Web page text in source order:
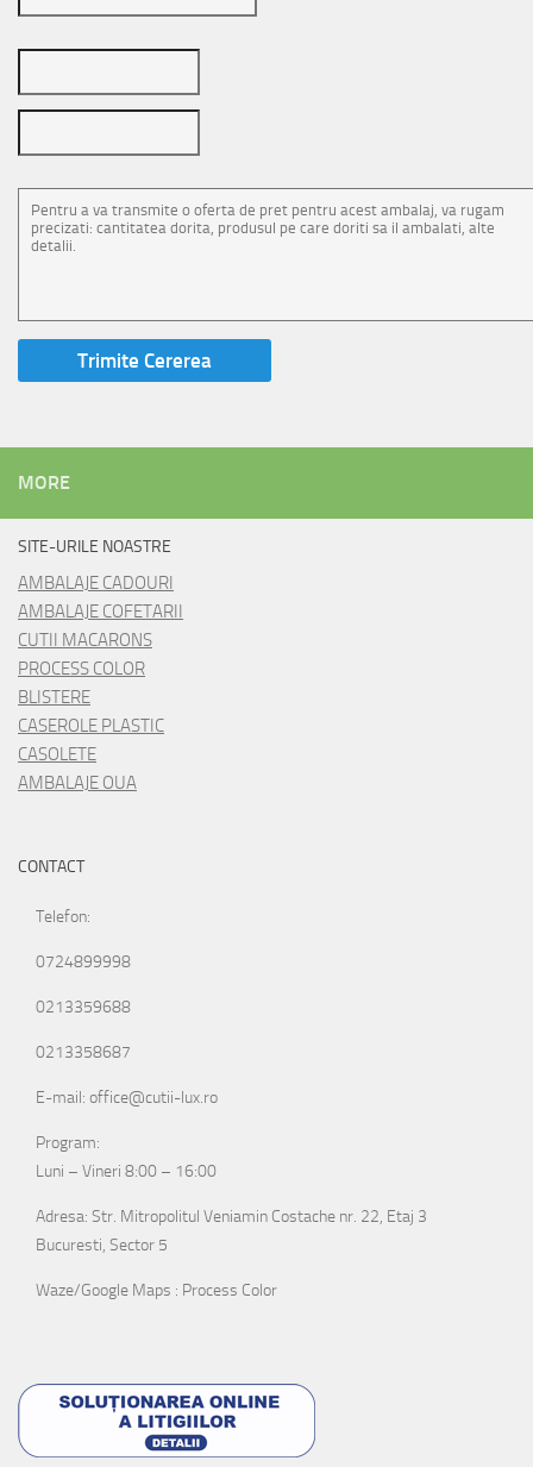
MORE
SITE-URILE NOASTRE
AMBALAJE CADOURI
AMBALAJE COFETARII
CUTII MACARONS
PROCESS COLOR
BLISTERE
CASEROLE PLASTIC
CASOLETE
AMBALAJE OUA
CONTACT
Telefon:
0724899998
0213359688
0213358687
E-mail: office@cutii-lux.ro
Program:
Luni – Vineri 8:00 – 16:00
Adresa: Str. Mitropolitul Veniamin Costache nr. 22, Etaj 3
Bucuresti, Sector 5
Waze/Google Maps : Process Color